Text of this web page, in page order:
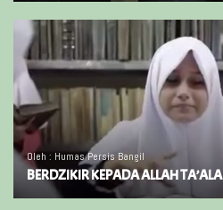
Oleh : Humas Persis Bangil
BERDZIKIR KEPADA ALLAH TA’ALA